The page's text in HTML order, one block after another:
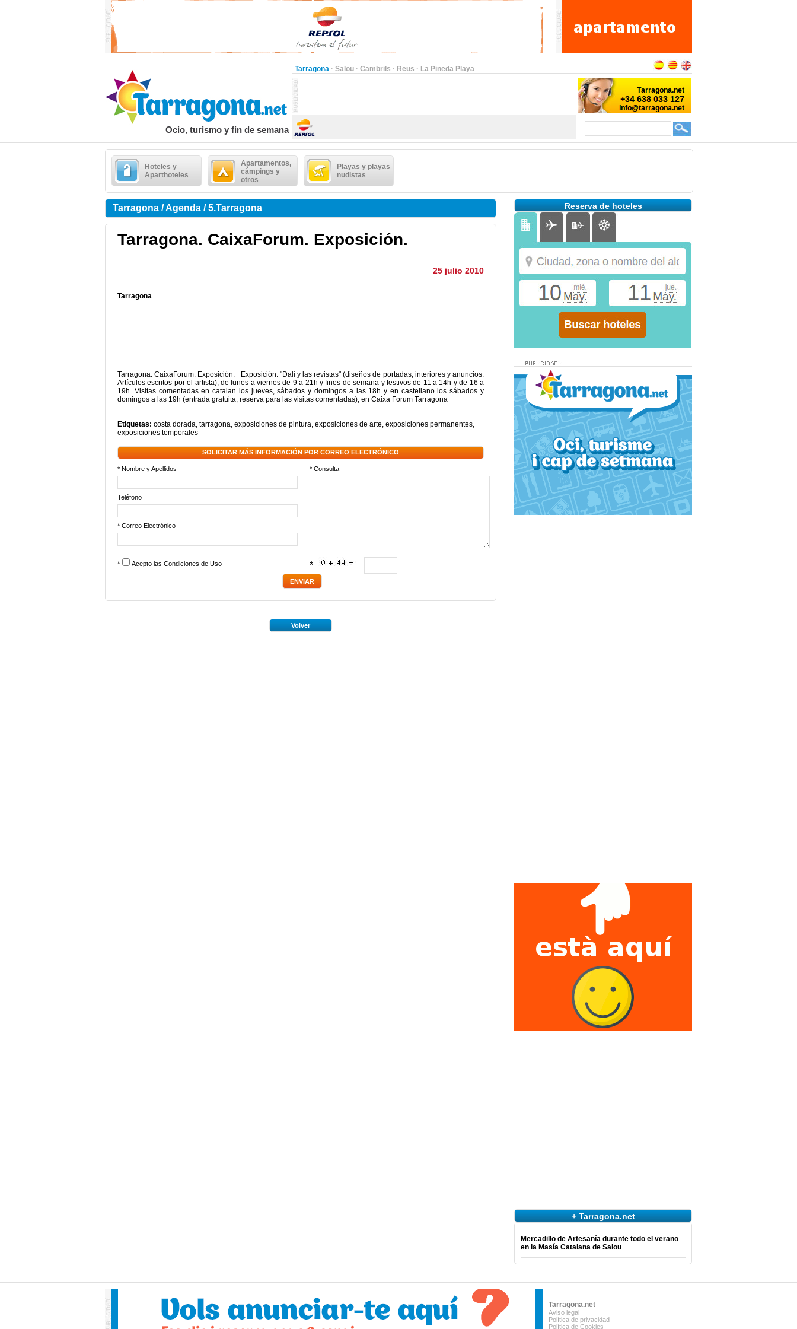
Tarragona · Salou · Cambrils · Reus · La Pineda Playa
Ocio, turismo y fin de semana
Hoteles y
Aparthoteles
Apartamentos,
cámpings y
otros
Playas y playas
nudistas
Tarragona / Agenda / 5.Tarragona
Tarragona. CaixaForum. Exposición.
25 julio 2010
Tarragona
Tarragona. CaixaForum. Exposición. Exposición: "Dalí y las revistas" (diseños de portadas, interiores y anuncios.
Artículos escritos por el artista), de lunes a viernes de 9 a 21h y fines de semana y festivos de 11 a 14h y de 16 a
19h. Visitas comentadas en catalan los jueves, sábados y domingos a las 18h y en castellano los sábados y
domingos a las 19h (entrada gratuita, reserva para las visitas comentadas), en Caixa Forum Tarragona
Etiquetas: costa dorada, tarragona, exposiciones de pintura, exposiciones de arte, exposiciones permanentes,
exposiciones temporales
SOLICITAR MÁS INFORMACIÓN POR CORREO ELECTRÓNICO
* Nombre y Apellidos * Consulta
Teléfono
* Correo Electrónico
* Acepto las Condiciones de Uso *
Volver
Reserva de hoteles
+ Tarragona.net
Mercadillo de Artesanía durante todo el verano
en la Masía Catalana de Salou
Tarragona.net
Aviso legal
Política de privacidad
Política de Cookies